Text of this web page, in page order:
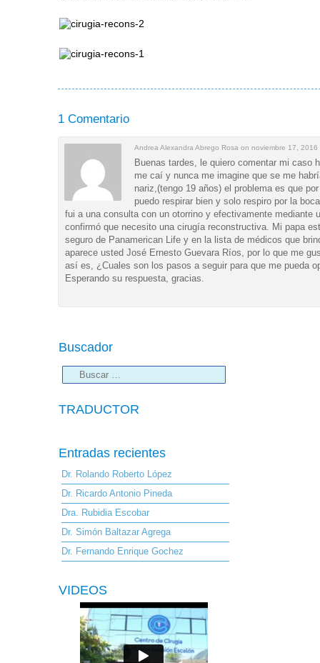
1 Comentario
Andrea Alexandra Abrego Rosa on noviembre 17, 2016
Buenas tardes, le quiero comentar mi caso
me caí y nunca me imagine que se me
nariz,(tengo 19 años) el problema es que
puedo respirar bien y solo respiro por la
fui a una consulta con un otorrino y efectivamente mediante
confirmó que necesito una cirugía reconstructiva. Mi papa
seguro de Panamerican Life y en la lista de médicos que
aparece usted José Ernesto Guevara Ríos, por lo que me
así es, ¿Cuales son los pasos a seguir para que me pueda
Esperando su respuesta, gracias.
Buscador
TRADUCTOR
Entradas recientes
Dr. Rolando Roberto López
Dr. Ricardo Antonio Pineda
Dra. Rubidia Escobar
Dr. Simón Baltazar Agrega
Dr. Fernando Enrique Gochez
VIDEOS